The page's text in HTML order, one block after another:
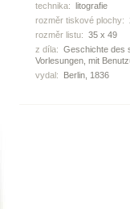
technika: litografie
rozměr tiskové plochy:
rozměr listu: 35 x 49
z díla: Geschichte des
Vorlesungen, mit
vydal:
Berlin, 1836